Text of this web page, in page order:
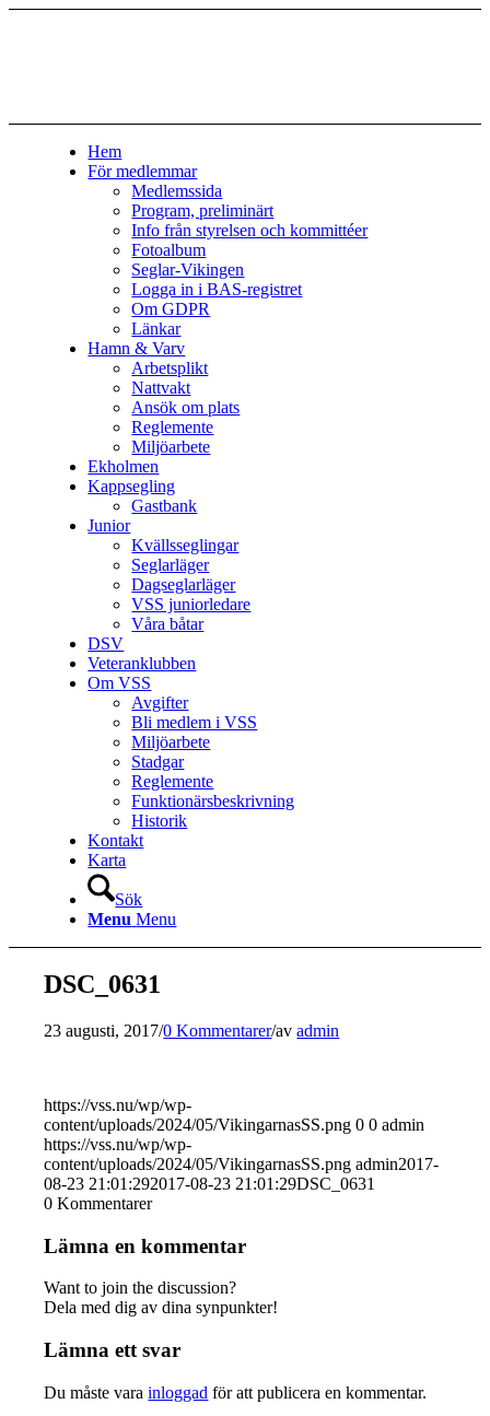
Hem
För medlemmar
Medlemssida
Program, preliminärt
Info från styrelsen och kommittéer
Fotoalbum
Seglar-Vikingen
Logga in i BAS-registret
Om GDPR
Länkar
Hamn & Varv
Arbetsplikt
Nattvakt
Ansök om plats
Reglemente
Miljöarbete
Ekholmen
Kappsegling
Gastbank
Junior
Kvällsseglingar
Seglarläger
Dagseglarläger
VSS juniorledare
Våra båtar
DSV
Veteranklubben
Om VSS
Avgifter
Bli medlem i VSS
Miljöarbete
Stadgar
Reglemente
Funktionärsbeskrivning
Historik
Kontakt
Karta
Sök
Menu Menu
DSC_0631
23 augusti, 2017/0 Kommentarer/avadmin
https://vss.nu/wp/wp-
content/uploads/2024/05/VikingarnasSS.png 0 0 admin
https://vss.nu/wp/wp-
content/uploads/2024/05/VikingarnasSS.png admin2017-
08-23 21:01:292017-08-23 21:01:29DSC_0631
0 Kommentarer
Lämna en kommentar
Want to join the discussion?
Dela med dig av dina synpunkter!
Lämna ett svar
Du måste varainloggad för att publicera en kommentar.